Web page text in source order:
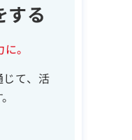
する
。
て、活